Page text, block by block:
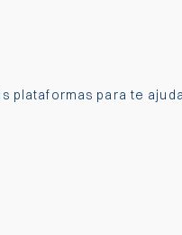
para te